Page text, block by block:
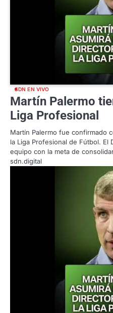
SDN EN VIVO
Martín Palermo
Liga Profesional
Martín Palermo fue confirmado
la Liga Profesional de Fútbol. El
equipo con la meta de
sdn.digital